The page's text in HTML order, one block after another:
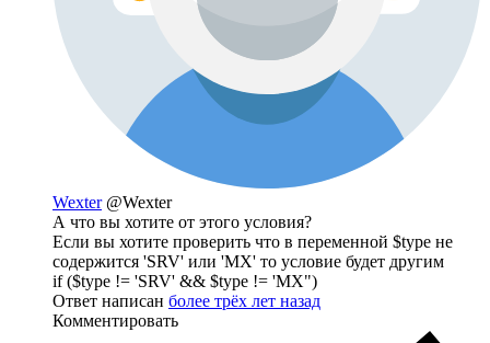
Wexter @Wexter
А что вы хотите от этого условия?
Если вы хотите проверить что в переменной $type не
содержится 'SRV' или 'MX' то условие будет другим
if ($type != 'SRV' && $type != 'MX")
Ответ написан более трёх лет назад
Комментировать